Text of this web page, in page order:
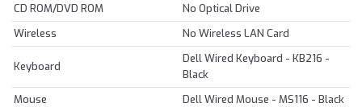
CD ROM/DVD ROM
No Optical Drive
Wireless
No Wireless LAN Card
Keyboard
Dell Wired Keyboard - KB216 -
Black
Mouse
Dell Wired Mouse - MS116 - Black